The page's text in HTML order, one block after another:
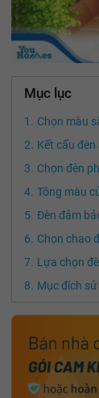
Mục lục
Chọn màu
Kết cấu
Chọn đèn
Tông màu
Đèn đảm
Chọn chao
Lựa chọn
Mục đích